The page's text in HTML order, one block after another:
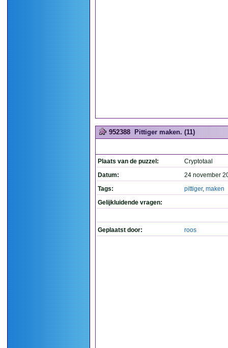
952388 Pittiger maken. (11)
Plaats van de puzzel:
Cryptotaal
Datum:
24 november
Tags:
pittiger, maken
Gelijkluidende vragen:
Geplaatst door: roos